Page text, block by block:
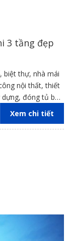
3 tầng đẹp
biệt thự, nhà mái
nội thất, thiết
đóng tủ bếp
Hồ Chí Minh,
Xem chi tiết